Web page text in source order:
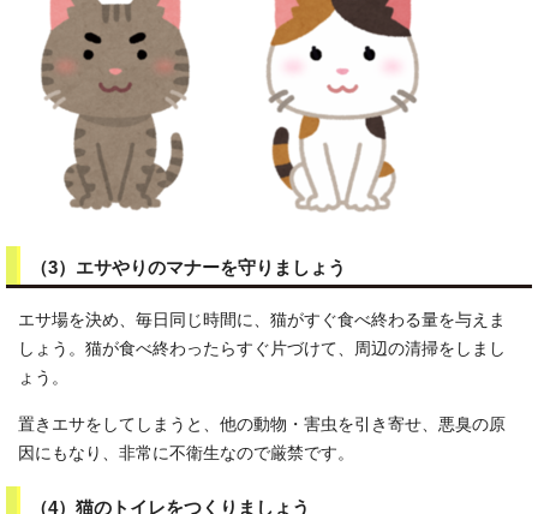
（3）エサやりのマナーを守りましょう
エサ場を決め、毎日同じ時間に、猫がすぐ食べ終わる量を与えま
しょう。猫が食べ終わったらすぐ片づけて、周辺の清掃をしまし
ょう。
置きエサをしてしまうと、他の動物・害虫を引き寄せ、悪臭の原
因にもなり、非常に不衛生なので厳禁です。
（4）猫のトイレをつくりましょう